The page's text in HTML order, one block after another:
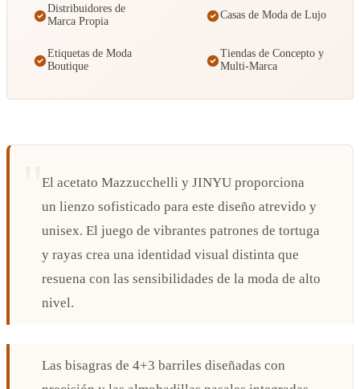
Distribuidores de
Marca Propia
Casas de Moda de Lujo
Etiquetas de Moda
Boutique
Tiendas de Concepto y
Multi-Marca
El acetato Mazzucchelli y JINYU proporciona
un lienzo sofisticado para este diseño atrevido y
unisex. El juego de vibrantes patrones de tortuga
y rayas crea una identidad visual distinta que
resuena con las sensibilidades de la moda de alto
nivel.
Las bisagras de 4+3 barriles diseñadas con